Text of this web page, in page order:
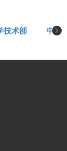
技术部 中华